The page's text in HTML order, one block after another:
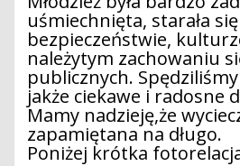
uśmiechnięta, starała
bezpieczeństwie,
należytym zachowaniu
publicznych.
jakże ciekawe i radosne
Mamy nadzieję,że
zapamiętana na długo.
Poniżej krótka